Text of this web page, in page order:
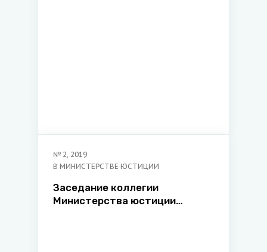
№ 2, 2019
В МИНИСТЕРСТВЕ ЮСТИЦИИ
Заседание коллегии
Министерства юстиции